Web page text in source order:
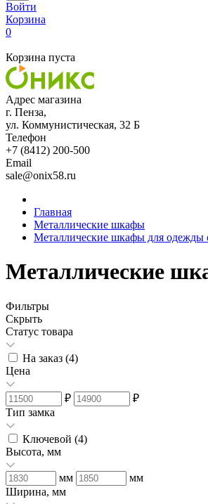
Войти
Корзина
0
Корзина пуста
Адрес магазина
г. Пенза,
ул. Коммунистическая, 32 Б
Телефон
+7 (8412) 200-500
Email
sale@onix58.ru
Главная
Металлические шкафы
Металлические шкафы для одежды
Металлические
Фильтры
Скрыть
Статус товара
На заказ (4)
Цена
₽
₽
Тип замка
Ключевой (4)
Высота, мм
мм
мм
Ширина, мм